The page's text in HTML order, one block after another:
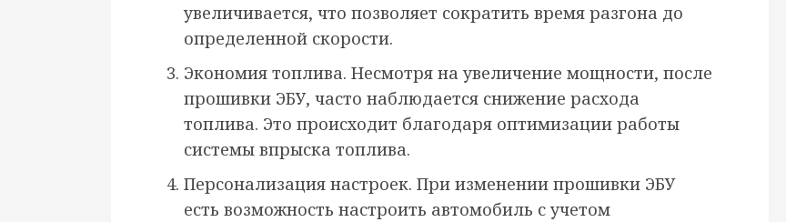
увеличивается, что позволяет сократить время разгона до
определенной скорости.
Экономия топлива. Несмотря на увеличение мощности, после
прошивки ЭБУ, часто наблюдается снижение расхода
топлива. Это происходит благодаря оптимизации работы
системы впрыска топлива.
Персонализация настроек. При изменении прошивки ЭБУ
есть возможность настроить автомобиль с учетом